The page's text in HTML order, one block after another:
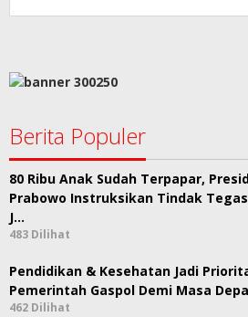
Berita Populer
80 Ribu Anak Sudah Terpapar,
Prabowo Instruksikan Tindak
J…
483 Dilihat
Pendidikan & Kesehatan Jadi
Pemerintah Gaspol Demi Masa
462 Dilihat